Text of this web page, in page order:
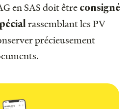
en SAS doit être consigné
rassemblant les PV
précieusement